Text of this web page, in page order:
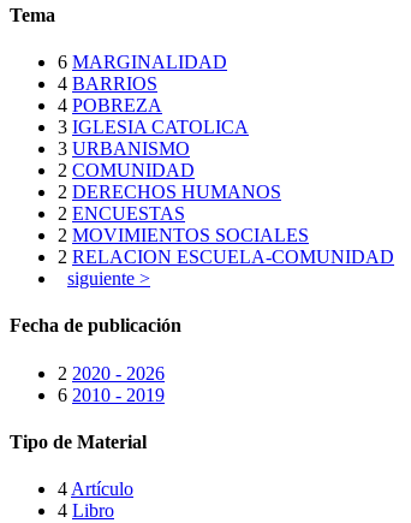
Tema
6 MARGINALIDAD
4 BARRIOS
4 POBREZA
3 IGLESIA CATOLICA
3 URBANISMO
2 COMUNIDAD
2 DERECHOS HUMANOS
2 ENCUESTAS
2 MOVIMIENTOS SOCIALES
2 RELACION ESCUELA-COMUNIDAD
siguiente >
Fecha de publicación
2 2020 - 2026
6 2010 - 2019
Tipo de Material
4 Artículo
4 Libro